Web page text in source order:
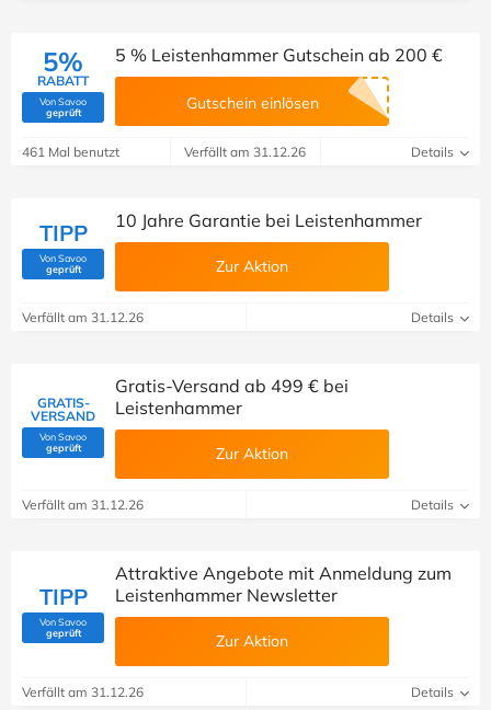
5%
RABATT
Von Savoo
geprüft(Von Savoo geprüft)
5 % Leistenhammer Gutschein ab 200 €
Gutschein einlösen
461 Mal benutzt Verfällt am 31.12.26 Details
TIPP
Von Savoo
geprüft(Von Savoo geprüft)
10 Jahre Garantie bei Leistenhammer
Zur Aktion
Verfällt am 31.12.26 Details
GRATIS-
VERSAND
Von Savoo
geprüft(Von Savoo geprüft)
Gratis-Versand ab 499 € bei
Leistenhammer
Zur Aktion
Verfällt am 31.12.26 Details
TIPP
Von Savoo
geprüft(Von Savoo geprüft)
Attraktive Angebote mit Anmeldung zum
Leistenhammer Newsletter
Zur Aktion
Verfällt am 31.12.26 Details